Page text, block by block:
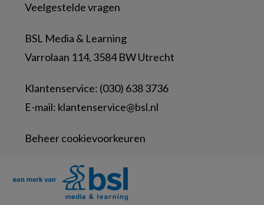
Veelgestelde vragen
BSL Media & Learning
Varrolaan 114, 3584 BW Utrecht
Klantenservice: (030) 638 3736
E-mail: klantenservice@bsl.nl
Beheer cookievoorkeuren